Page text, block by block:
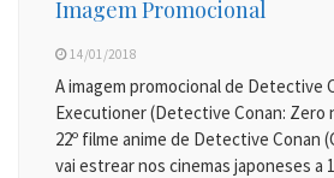
Imagem Promocional
14/01/2018
A imagem promocional de Detective
Executioner (Detective Conan: Zero
22º filme anime de Detective Conan
vai estrear nos cinemas japoneses a